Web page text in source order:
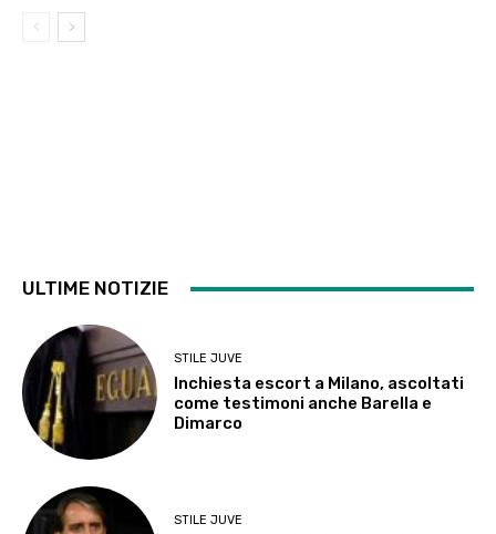
ULTIME NOTIZIE
STILE JUVE
Inchiesta escort a Milano, ascoltati
come testimoni anche Barella e
Dimarco
STILE JUVE